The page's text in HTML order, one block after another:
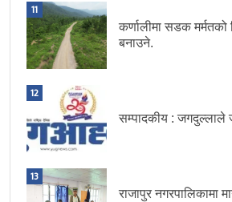
11
कर्णालीमा सडक मर्मतको
बनाउने.
12
सम्पादकीय : जगदुल्लाले
13
राजापुर नगरपालिकामा